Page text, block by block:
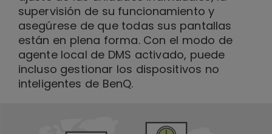
supervisión de su funcionamiento y
asegúrese de que todas sus pantallas
están en plena forma. Con el modo de
agente local de DMS activado, puede
incluso gestionar los dispositivos no
inteligentes de BenQ.